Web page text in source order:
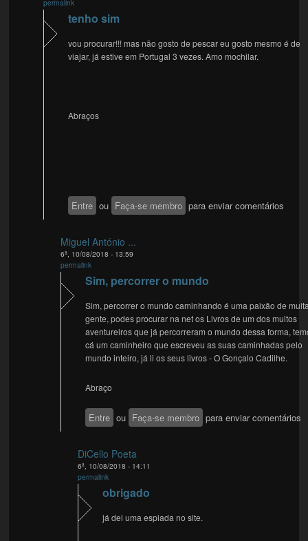
permalink
tenho sim
vou procurar!!! mas não gosto de pescar eu gosto mesmo é de
viajar, já estive em Portugal 3 vezes. Amo mochilar.
Abraços
Entre ou Faça-se membro para enviar comentários
Miguel António ...
6ª, 10/08/2018 - 13:59
permalink
Sim, percorrer o mundo
Sim, percorrer o mundo caminhando é uma paixão de
gente, podes procurar na net os Livros de um dos muitos
aventureiros que já percorreram o mundo dessa forma,
cá um caminheiro que escreveu as suas caminhadas pelo
mundo inteiro, já li os seus livros - O Gonçalo Cadilhe.
Abraço
Entre ou Faça-se membro para enviar comentários
DiCello Poeta
6ª, 10/08/2018 - 14:11
permalink
obrigado
já dei uma espiada no site.